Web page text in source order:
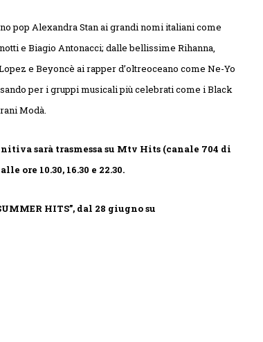
pop Alexandra Stan ai grandi nomi italiani come
e Biagio Antonacci; dalle bellissime Rihanna,
e Beyoncè ai rapper d’oltreoceano come Ne-Yo
per i gruppi musicali più celebrati come i Black
Modà.
sarà trasmessa su Mtv Hits (canale 704 di
ore 10.30, 16.30 e 22.30.
HITS”, dal 28 giugno su